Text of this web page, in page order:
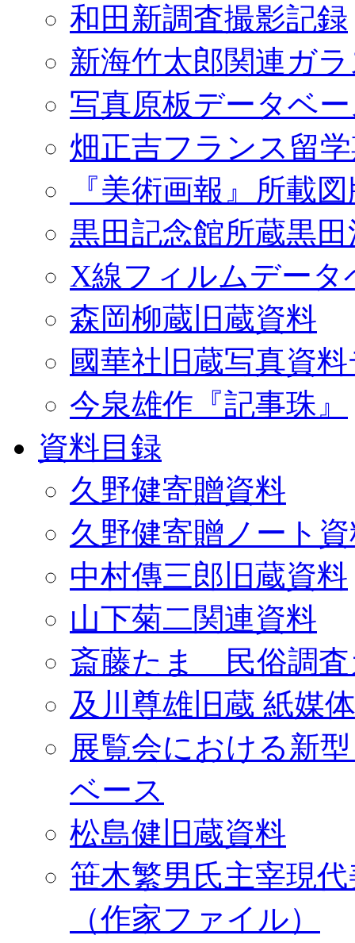
和田新調査撮影記録
新海竹太郎関連ガ
写真原板データベ
畑正吉フランス留
『美術画報』所載
黒田記念館所蔵黒
X線フィルムデータ
森岡柳蔵旧蔵資料
國華社旧蔵写真資
今泉雄作『記事珠』
資料目録
久野健寄贈資料
久野健寄贈ノート
中村傳三郎旧蔵資料
山下菊二関連資料
斎藤たま 民俗調査
及川尊雄旧蔵 紙媒
展覧会における新
ベース
松島健旧蔵資料
笹木繁男氏主宰現
（作家ファイル）